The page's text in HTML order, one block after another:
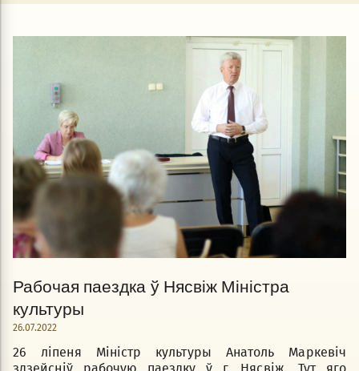
Рабочая паездка ў Нясвіж Міністра
культуры
26.07.2022
26 ліпеня Міністр культуры Анатоль Маркевіч